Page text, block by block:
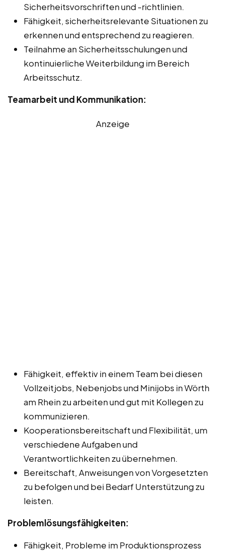
Sicherheitsvorschriften und -richtlinien.
Fähigkeit, sicherheitsrelevante Situationen zu
erkennen und entsprechend zu reagieren.
Teilnahme an Sicherheitsschulungen und
kontinuierliche Weiterbildung im Bereich
Arbeitsschutz.
Teamarbeit und Kommunikation:
Anzeige
Fähigkeit, effektiv in einem Team bei diesen
Vollzeitjobs, Nebenjobs und Minijobs in Wörth
am Rhein zu arbeiten und gut mit Kollegen zu
kommunizieren.
Kooperationsbereitschaft und Flexibilität, um
verschiedene Aufgaben und
Verantwortlichkeiten zu übernehmen.
Bereitschaft, Anweisungen von Vorgesetzten
zu befolgen und bei Bedarf Unterstützung zu
leisten.
Problemlösungsfähigkeiten:
Fähigkeit, Probleme im Produktionsprozess